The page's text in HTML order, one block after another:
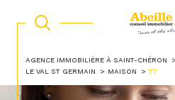
AGENCE IMMOBILIÈRE À SAINT-CHÉRON
LE VAL ST GERMAIN
MAISON T7